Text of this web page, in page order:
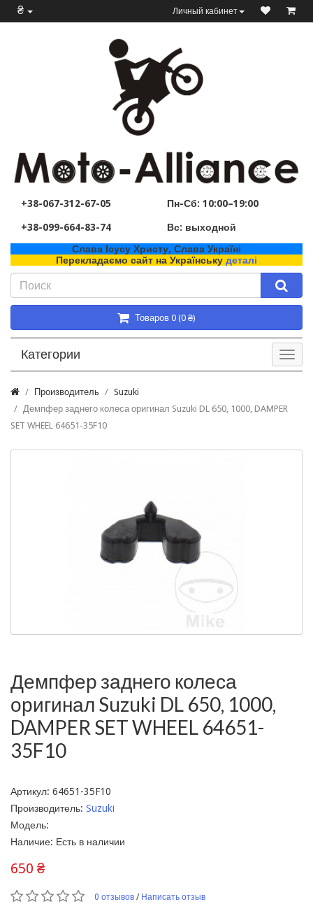
₴ Личный кабинет
+38-067-312-67-05
+38-099-664-83-74
Пн-Сб: 10:00–19:00
Вс: выходной
Слава Ісусу Христу, Слава Україні
Перекладаємо сайт на Українську деталі
Товаров 0 (0 ₴)
Категории
Производитель
Suzuki
Демпфер заднего колеса оригинал Suzuki DL 650, 1000, DAMPER
SET WHEEL 64651-35F10
Демпфер заднего колеса
оригинал Suzuki DL 650, 1000,
DAMPER SET WHEEL 64651-
35F10
Артикул: 64651-35F10
Производитель: Suzuki
Модель:
Наличие: Есть в наличии
650 ₴
0 отзывов / Написать отзыв